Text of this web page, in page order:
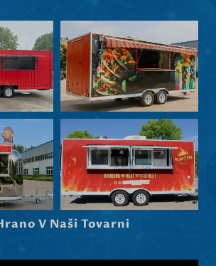
V Naši Tovarni
Nederlands (België)
Norsk bokmål
Slovenčina
Svenska